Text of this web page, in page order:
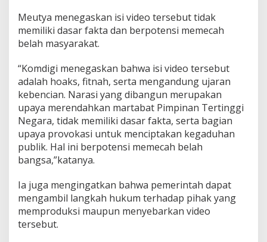
Meutya menegaskan isi video tersebut tidak
memiliki dasar fakta dan berpotensi memecah
belah masyarakat.
“Komdigi menegaskan bahwa isi video tersebut
adalah hoaks, fitnah, serta mengandung ujaran
kebencian. Narasi yang dibangun merupakan
upaya merendahkan martabat Pimpinan Tertinggi
Negara, tidak memiliki dasar fakta, serta bagian
upaya provokasi untuk menciptakan kegaduhan
publik. Hal ini berpotensi memecah belah
bangsa,”katanya.
Ia juga mengingatkan bahwa pemerintah dapat
mengambil langkah hukum terhadap pihak yang
memproduksi maupun menyebarkan video
tersebut.